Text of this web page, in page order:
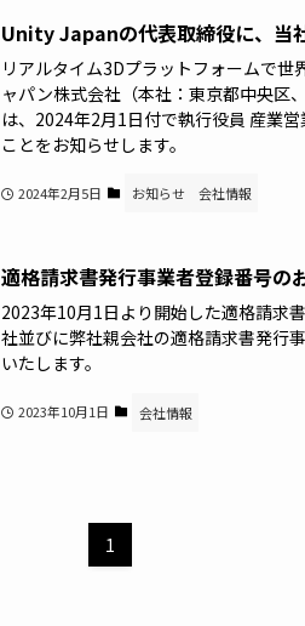
Unity Japanの代表取締役に、当
リアルタイム3Dプラットフォームで世
ャパン株式会社（本社：東京都中央区
は、2024年2月1日付で執行役員 産業
ことをお知らせします。
2024年2月5日 お知らせ 会社情報
適格請求書発行事業者登録番号の
2023年10月1日より開始した適格請求
社並びに弊社親会社の適格請求書発行
いたします。
2023年10月1日 会社情報
1